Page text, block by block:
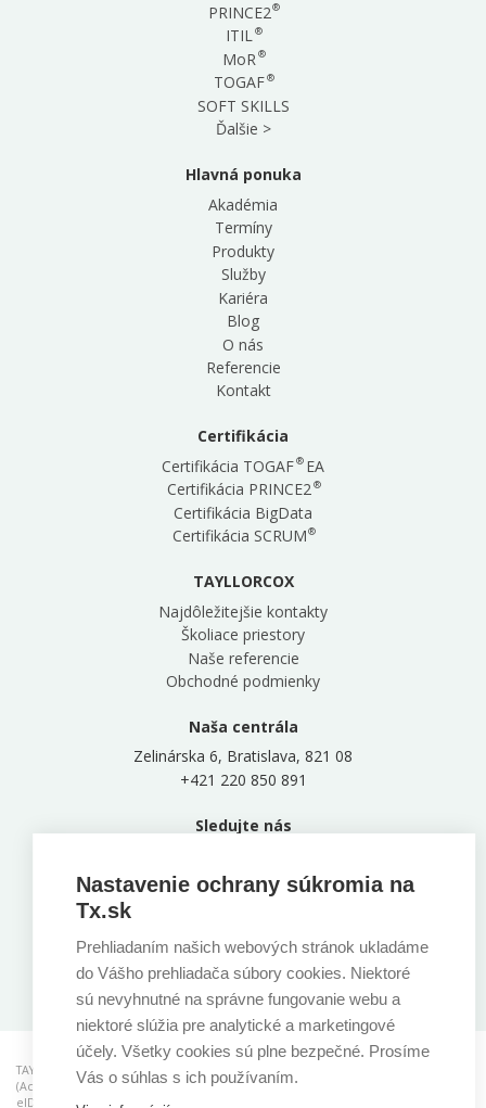
PRINCE2®
ITIL®
MoR®
TOGAF®
SOFT SKILLS
Ďalšie >
Hlavná ponuka
Akadémia
Termíny
Produkty
Služby
Kariéra
Blog
O nás
Referencie
Kontakt
Certifikácia
Certifikácia TOGAF®EA
Certifikácia PRINCE2®
Certifikácia BigData
Certifikácia SCRUM®
TAYLLORCOX
Najdôležitejšie kontakty
Školiace priestory
Naše referencie
Obchodné podmienky
Naša centrála
Zelinárska 6, Bratislava, 821 08
+421 220 850 891
Sledujte nás
Stiahnite si našu aplikáciu
TAYLLORCOX is a RCB (Registered Certification Body) for ISO standards, ACO
(Accredited Consulting Organisation), CAB (Conformity Assessment Body) for
eIDAS and ATO (Accredited Training Organisastion). AgileSHIFT
Nastavenie ochrany súkromia na
Tx.sk
Prehliadaním našich webových stránok ukladáme
do Vášho prehliadača súbory cookies. Niektoré
sú nevyhnutné na správne fungovanie webu a
niektoré slúžia pre analytické a marketingové
účely. Všetky cookies sú plne bezpečné. Prosíme
Vás o súhlas s ich používaním.